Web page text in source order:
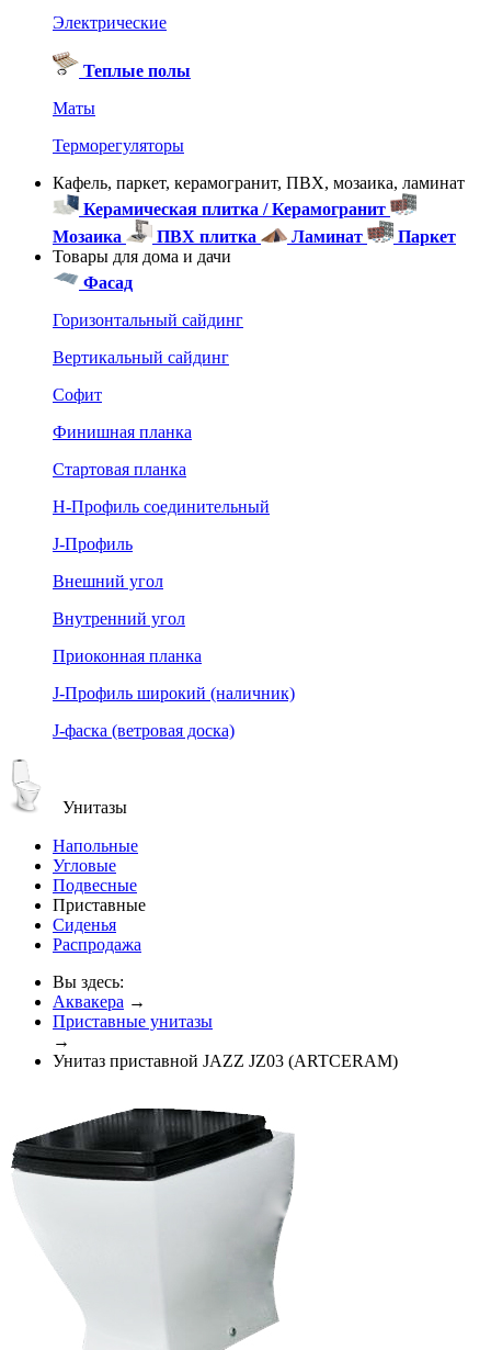
Электрические
Теплые полы
Маты
Терморегуляторы
Кафель, паркет, керамогранит, ПВХ, мозаика, ламинат
Керамическая плитка / Керамогранит
Мозаика
ПВХ плитка Ламинат
Паркет
Товары для дома и дачи
Фасад
Горизонтальный сайдинг
Вертикальный сайдинг
Софит
Финишная планка
Стартовая планка
Н-Профиль соединительный
J-Профиль
Внешний угол
Внутренний угол
Приоконная планка
J-Профиль широкий (наличник)
J-фаска (ветровая доска)
Унитазы
Напольные
Угловые
Подвесные
Приставные
Сиденья
Распродажа
Вы здесь:
Аквакера →
Приставные унитазы
→
Унитаз приставной JAZZ JZ03 (ARTCERAM)